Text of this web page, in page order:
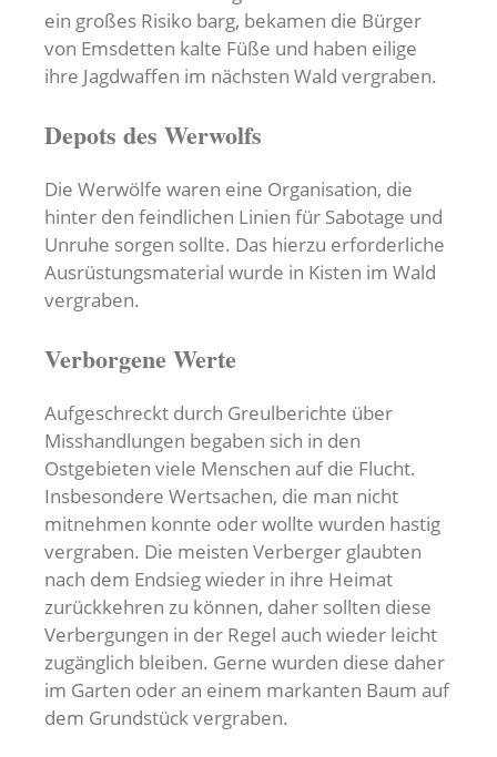
ein großes Risiko barg, bekamen die Bürger
von Emsdetten kalte Füße und haben eilige
ihre Jagdwaffen im nächsten Wald vergraben.
Depots des Werwolfs
Die Werwölfe waren eine Organisation, die
hinter den feindlichen Linien für Sabotage und
Unruhe sorgen sollte. Das hierzu erforderliche
Ausrüstungsmaterial wurde in Kisten im Wald
vergraben.
Verborgene Werte
Aufgeschreckt durch Greulberichte über
Misshandlungen begaben sich in den
Ostgebieten viele Menschen auf die Flucht.
Insbesondere Wertsachen, die man nicht
mitnehmen konnte oder wollte wurden hastig
vergraben. Die meisten Verberger glaubten
nach dem Endsieg wieder in ihre Heimat
zurückkehren zu können, daher sollten diese
Verbergungen in der Regel auch wieder leicht
zugänglich bleiben. Gerne wurden diese daher
im Garten oder an einem markanten Baum auf
dem Grundstück vergraben.